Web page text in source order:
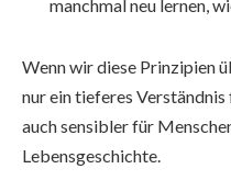
manchmal neu lernen,
Wenn wir diese Prinzipien
nur ein tieferes
auch sensibler für
Lebensgeschichte.